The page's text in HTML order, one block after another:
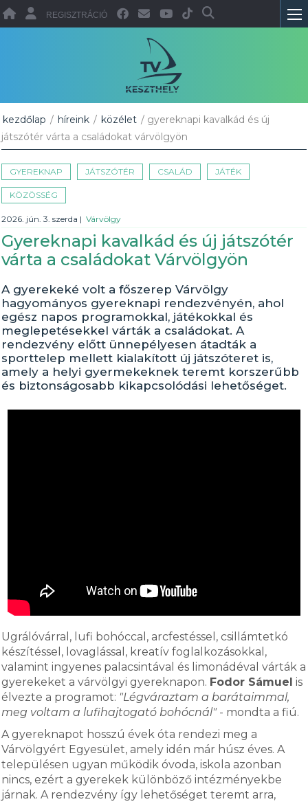
REGISZTRÁCIÓ
kezdőlap / híreink / közélet / gyereknapi kavalkád és új
játszótér várta a családokat várvölgyön
GYEREKNAP JÁTSZÓTÉR CSALÁD JÁTÉK
KÖZÖSSÉG
2026. jún. 3. szerda | Várvölgy
Gyereknapi kavalkád és új játszótér
várta a családokat Várvölgyön
A gyerekeké volt a főszerep Várvölgy
hagyományos gyereknapi rendezvényén, ahol
egész napos programokkal, játékokkal és
meglepetésekkel várták a családokat. A
rendezvény előtt ünnepélyesen átadták a
sporttelep mellett kialakított új játszóteret is,
amely a helyi gyermekeknek teremt korszerűbb
és biztonságosabb kikapcsolódási lehetőséget.
Ugrálóvárral, lufi bohóccal, arcfestéssel, csillámtetkó
készítéssel, lovaglással, kreatív foglalkozásokkal,
valamint ingyenes palacsintával és limonádéval várták a
gyerekeket a várvölgyi gyereknapon. Fodor Sámuel is
élvezte a programot: "Légváraztam a barátaimmal,
meg voltam a lufihajtogató bohócnál" - mondta a fiú.
A gyereknapot hosszú évek óta rendezi meg a
Várvölgyért Egyesület, amely idén már húsz éves. A
településen ugyan működik óvoda, iskola azonban
nincs, ezért a gyerekek különböző intézményekbe
járnak. A rendezvény így lehetőséget teremt arra,